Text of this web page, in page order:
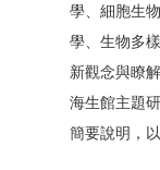
學、細胞生
學、生物多
新觀念與瞭
海生館主題
簡要說明，